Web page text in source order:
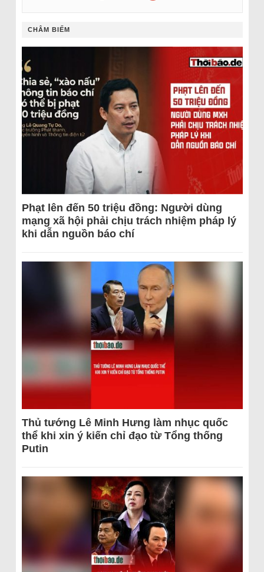
CHÂM BIẾM
Phạt lên đến 50 triệu đồng: Người dùng
mạng xã hội phải chịu trách nhiệm pháp lý
khi dẫn nguồn báo chí
Thủ tướng Lê Minh Hưng làm nhục quốc
thể khi xin ý kiến chỉ đạo từ Tổng thống
Putin